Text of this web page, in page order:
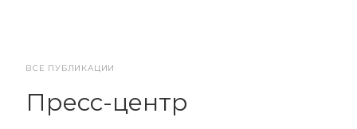
ВСЕ ПУБЛИКАЦИИ
Пресс-центр